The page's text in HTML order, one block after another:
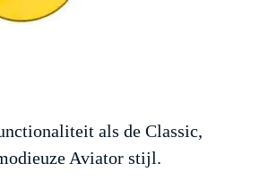
als de Classic,
Aviator stijl.